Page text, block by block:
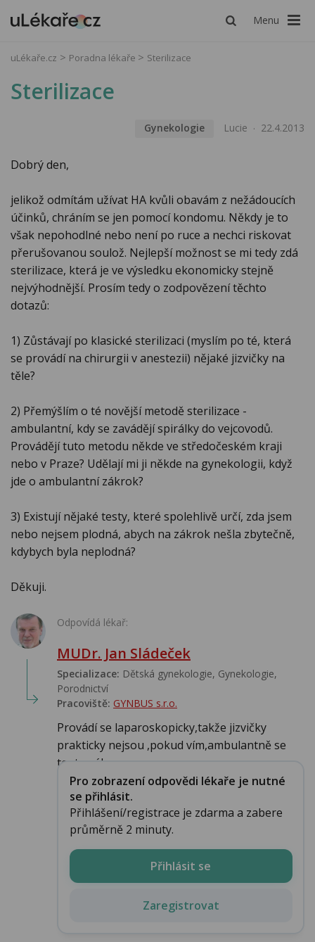
Menu
uLékaře.cz Poradna lékaře Sterilizace
Sterilizace
Gynekologie Lucie 22.4.2013
Dobrý den,
jelikož odmítám užívat HA kvůli obavám z nežádoucích
účinků, chráním se jen pomocí kondomu. Někdy je to
však nepohodlné nebo není po ruce a nechci riskovat
přerušovanou soulož. Nejlepší možnost se mi tedy zdá
sterilizace, která je ve výsledku ekonomicky stejně
nejvýhodnější. Prosím tedy o zodpovězení těchto
dotazů:
1) Zůstávají po klasické sterilizaci (myslím po té, která
se provádí na chirurgii v anestezii) nějaké jizvičky na
těle?
2) Přemýšlím o té novější metodě sterilizace -
ambulantní, kdy se zavádějí spirálky do vejcovodů.
Provádějí tuto metodu někde ve středočeském kraji
nebo v Praze? Udělají mi ji někde na gynekologii, když
jde o ambulantní zákrok?
3) Existují nějaké testy, které spolehlivě určí, zda jsem
nebo nejsem plodná, abych na zákrok nešla zbytečně,
kdybych byla neplodná?
Děkuji.
Odpovídá lékař:
MUDr. Jan Sládeček
Specializace: Dětská gynekologie, Gynekologie,
Porodnictví
Pracoviště: GYNBUS s.r.o.
Provádí se laparoskopicky,takže jizvičky
prakticky nejsou ,pokud vím,ambulantně se
tento zák...
Pro zobrazení odpovědi lékaře je nutné
se přihlásit.
Přihlášení/registrace je zdarma a zabere
průměrně 2 minuty.
Přihlásit se
Zaregistrovat